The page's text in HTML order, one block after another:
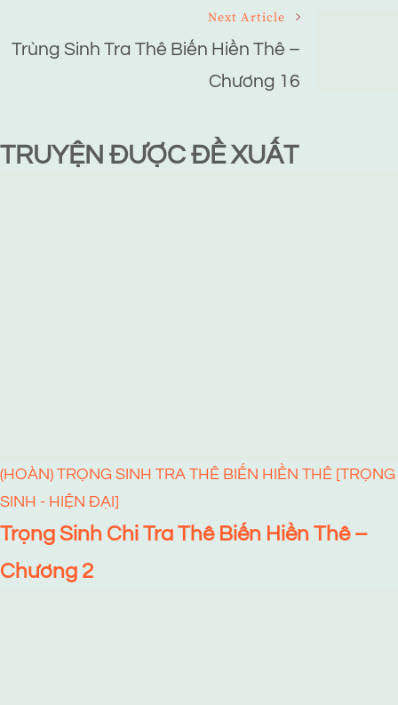
Next Article
Trùng Sinh Tra Thê Biến Hiền Thê –
Chương 16
TRUYỆN ĐƯỢC ĐỀ XUẤT
(HOÀN) TRỌNG SINH TRA THÊ BIẾN HIỀN THÊ [TRỌNG
SINH - HIỆN ĐẠI]
Trọng Sinh Chi Tra Thê Biến Hiền Thê –
Chương 2